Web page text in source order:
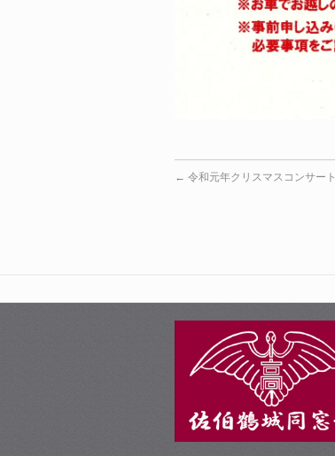
← 令和元年クリスマスコンサート